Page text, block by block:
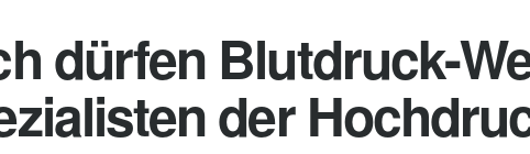
dürfen Blutdruck-
der